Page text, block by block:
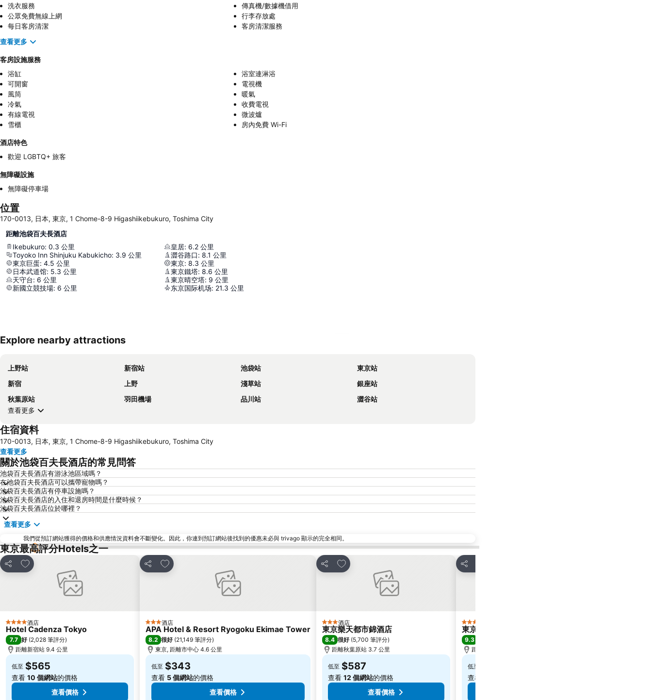
洗衣服務
傳真機/數據機借用
公眾免費無線上網
行李存放處
每日客房清潔
客房清潔服務
查看更多
客房設施服務
浴缸
浴室連淋浴
可開窗
電視機
風筒
暖氣
冷氣
收費電視
有線電視
微波爐
雪櫃
房內免費 Wi-Fi
酒店特色
歡迎 LGBTQ+ 旅客
無障礙設施
無障礙停車場
位置
170-0013, 日本, 東京, 1 Chome-8-9 Higashiikebukuro, Toshima City
距離池袋百夫長酒店
Ikebukuro: 0.3 公里
Toyoko Inn Shinjuku Kabukicho: 3.9 公里
東京巨蛋: 4.5 公里
日本武道馆: 5.3 公里
天守台: 6 公里
新國立競技場: 6 公里
皇居: 6.2 公里
澀谷路口: 8.1 公里
東京: 8.3 公里
東京鐵塔: 8.6 公里
東京晴空塔: 9 公里
东京国际机场: 21.3 公里
Explore nearby attractions
上野站 新宿站 池袋站
東京站
新宿
上野 淺草站
銀座站
秋葉原站
羽田機場 品川站
澀谷站
查看更多
住宿資料
170-0013, 日本, 東京, 1 Chome-8-9 Higashiikebukuro, Toshima City
查看更多
關於池袋百夫長酒店的常見問答
池袋百夫長酒店有游泳池區域嗎？
在池袋百夫長酒店可以攜帶寵物嗎？
池袋百夫長酒店有停車設施嗎？
池袋百夫長酒店的入住和退房時間是什麼時候？
池袋百夫長酒店位於哪裡？
查看更多
我們從預訂網站獲得的價格和供應情況資料會不斷變化。因此，你連到預訂網站後找到的優惠未必與 trivago 顯示的完全相同。
東京最高評分Hotels之一
分享
放到收藏夾
4 星級 酒店
Hotel Cadenza Tokyo
7.7 好 (2,028 筆評分)
距離新宿站 9.4 公里
低至 $565
查看 10 個網站的價格
查看價格
分享
放到收藏夾
3 星級酒店
APA Hotel & Resort Ryogoku Ekimae Tower
8.2 很好 (21,149 筆評分)
東京, 距離市中心 4.6 公里
低至 $343
查看 5 個網站的價格
查看價格
分享
放到收藏夾
3 星級酒店
東京樂天都市錦酒店
8.4 很好 (5,700 筆評分)
距離秋葉原站 3.7 公里
低至 $587
查看 12 個網站的價格
查看價格
分享
5 星級
東京宮殿酒店
9.3
距離秋葉原站 1.9 公里
低至
查看